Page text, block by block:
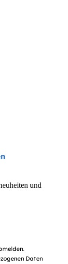
und
Daten